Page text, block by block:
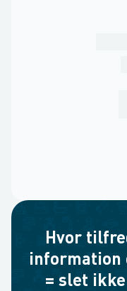
Hvor
information
= slet